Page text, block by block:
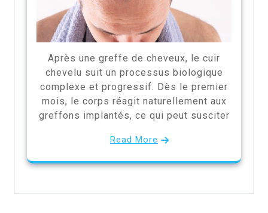
Après une greffe de cheveux, le cuir
chevelu suit un processus biologique
complexe et progressif. Dès le premier
mois, le corps réagit naturellement aux
greffons implantés, ce qui peut susciter
Read More